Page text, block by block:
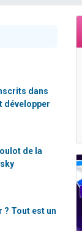
risquent de
dans
développer
de la
? Tout est un